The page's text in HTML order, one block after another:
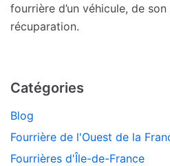
fourrière d’un véhicule, de
récuparation.
Catégories
Blog
Fourrière de l'Ouest de la
Fourrières d'Île-de-France